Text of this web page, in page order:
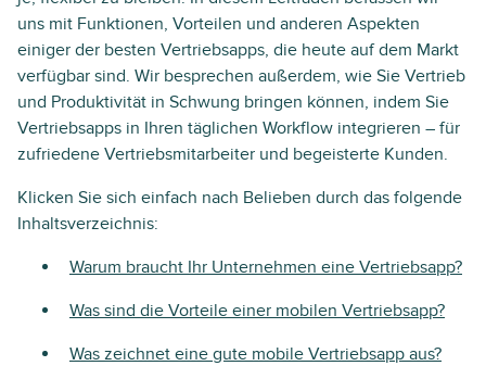
uns mit Funktionen, Vorteilen und anderen Aspekten
einiger der besten Vertriebsapps, die heute auf dem Markt
verfügbar sind. Wir besprechen außerdem, wie Sie Vertrieb
und Produktivität in Schwung bringen können, indem Sie
Vertriebsapps in Ihren täglichen Workflow integrieren – für
zufriedene Vertriebsmitarbeiter und begeisterte Kunden.
Klicken Sie sich einfach nach Belieben durch das folgende
Inhaltsverzeichnis:
Warum braucht Ihr Unternehmen eine Vertriebsapp?
Was sind die Vorteile einer mobilen Vertriebsapp?
Was zeichnet eine gute mobile Vertriebsapp aus?